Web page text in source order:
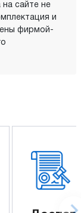
сайте не
и
фирмой-